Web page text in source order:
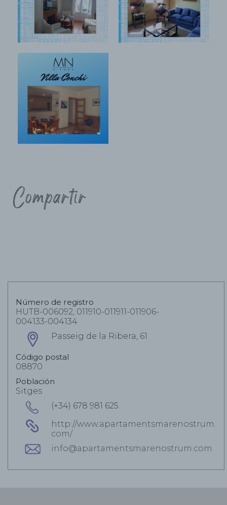
Compartir
Número de registro
HUTB-006092, 011910-011911-011906-
004133-004134
Passeig de la Ribera, 61
Código postal
08870
Población
Sitges
(+34) 678 981 625
http://www.apartamentsmarenostrum.
com/
info@apartamentsmarenostrum.com